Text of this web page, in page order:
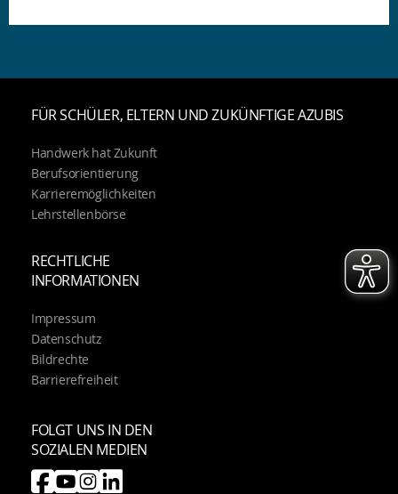
FÜR SCHÜLER, ELTERN UND ZUKÜNFTIGE AZUBIS
Handwerk hat Zukunft
Berufsorientierung
Karrieremöglichkeiten
Lehrstellenbörse
RECHTLICHE
INFORMATIONEN
Impressum
Datenschutz
Bildrechte
Barrierefreiheit
FOLGT UNS IN DEN
SOZIALEN MEDIEN